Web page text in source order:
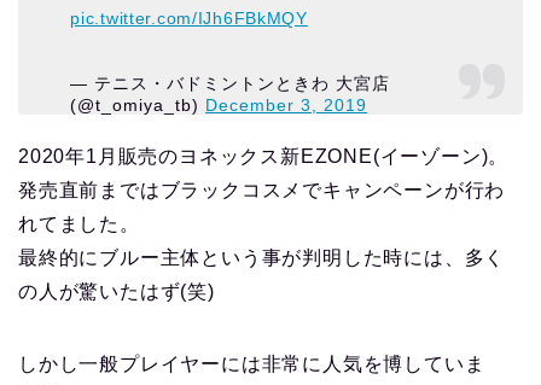
pic.twitter.com/IJh6FBkMQY
— テニス・バドミントンときわ 大宮店
(@t_omiya_tb) December 3, 2019
2020年1月販売のヨネックス新EZONE(イーゾーン)。
発売直前まではブラックコスメでキャンペーンが行わ
れてました。
最終的にブルー主体という事が判明した時には、多く
の人が驚いたはず(笑)
しかし一般プレイヤーには非常に人気を博していま